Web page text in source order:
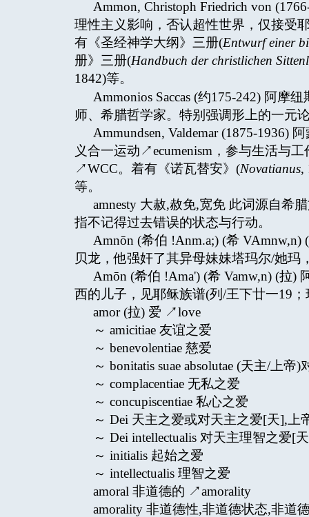
Ammon, Christoph Friedrich von
理性主义影响，否认超性世界，仅接受
有《圣经神学大纲》三册(Entwurf einer
册》三册(Handbuch der christlichen
1842)等。
Ammonios Saccas (约175-242) 阿摩
师、希腊哲学家。特别强调形上的一元
Ammundsen, Valdemar (1875-1936)
义合一运动↗ecumenism，参与生活与
↗WCC。着有《诺瓦替安》(Novatianus,
等。
amnesty 大赦,赦免,宽免 此词源自希
指不记得过去错误的状态与行动。
Amnōn (希伯 !Anm.a;) (希
贝龙，他强奸了其异母妹妹塔玛尔/她
Amōn (希伯 !Ama') (希 Vamw,n) (拉
西的儿子，见耶稣族谱(列/王下廿一19
amor (拉) 爱 ↗love
～ amicitiae 友谊之爱
～ benevolentiae 慈爱
～ bonitatis suae absolutae (天主/上帝
～ complacentiae 无私之爱
～ concupiscentiae 私心之爱
～ Dei 天主之爱或对天主之爱[天],上
～ Dei intellectualis 对天主理智之爱[
～ initialis 起始之爱
～ intellectualis 理智之爱
amoral 非道德的 ↗amorality
amorality 非道德性,非道德状态,非道